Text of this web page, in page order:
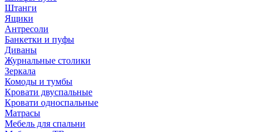
Штанги
Ящики
Антресоли
Банкетки и пуфы
Диваны
Журнальные столики
Зеркала
Комоды и тумбы
Кровати двуспальные
Кровати односпальные
Матрасы
Мебель для спальни